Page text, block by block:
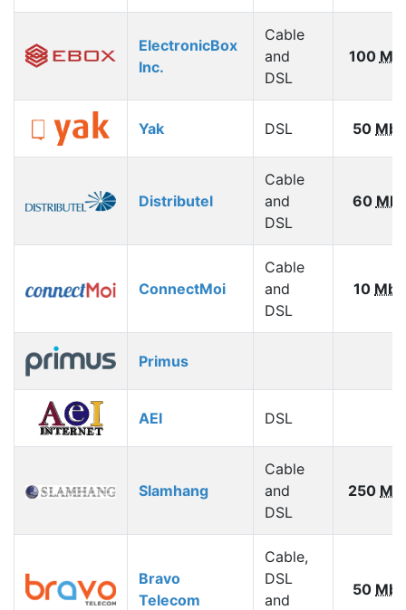
ElectronicBox
Inc.
Cable
and
DSL
100
Yak DSL 50
Distributel
Cable
and
DSL
60
ConnectMoi
Cable
and
DSL
10
Primus
AEI DSL
Slamhang
Cable
and
DSL
250
Bravo
Telecom
Cable,
DSL
and
50